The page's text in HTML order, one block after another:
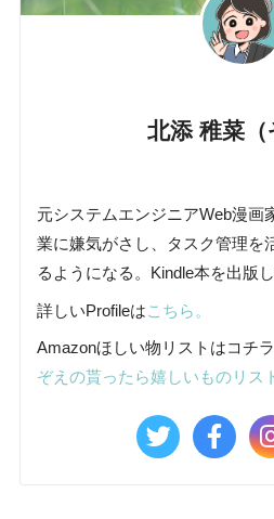
北添 稚菜（
元システムエンジニアWeb漫画
業に嫌気がさし、タスク管理を
るようになる。Kindle本を出版
詳しいProfileはこちら。
Amazonほしい物リストはコチ
ぞえの貰ったら嬉しいものリス